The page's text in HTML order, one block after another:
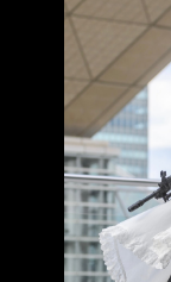
中 央留下
在X網站
府會議上
指揮官們
飛彈墜落
的一片未
報告曾聽